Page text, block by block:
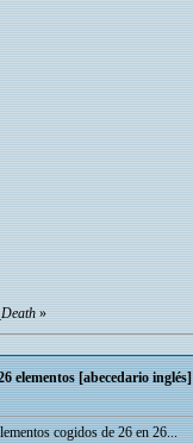
»
elementos [abecedario inglés]
cogidos de 26 en 26...